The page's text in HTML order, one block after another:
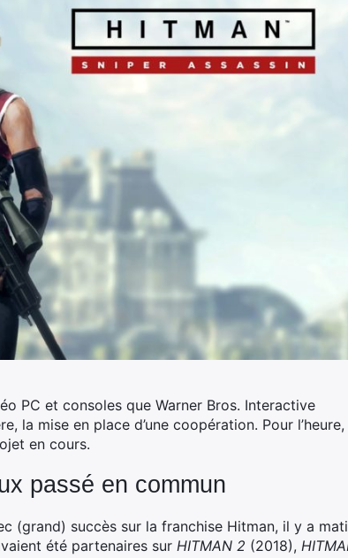
PC et consoles que Warner Bros. Interactive
la mise en place d’une coopération. Pour
en cours.
passé en commun
(grand) succès sur la franchise Hitman, il y a
été partenaires sur HITMAN 2 (2018),